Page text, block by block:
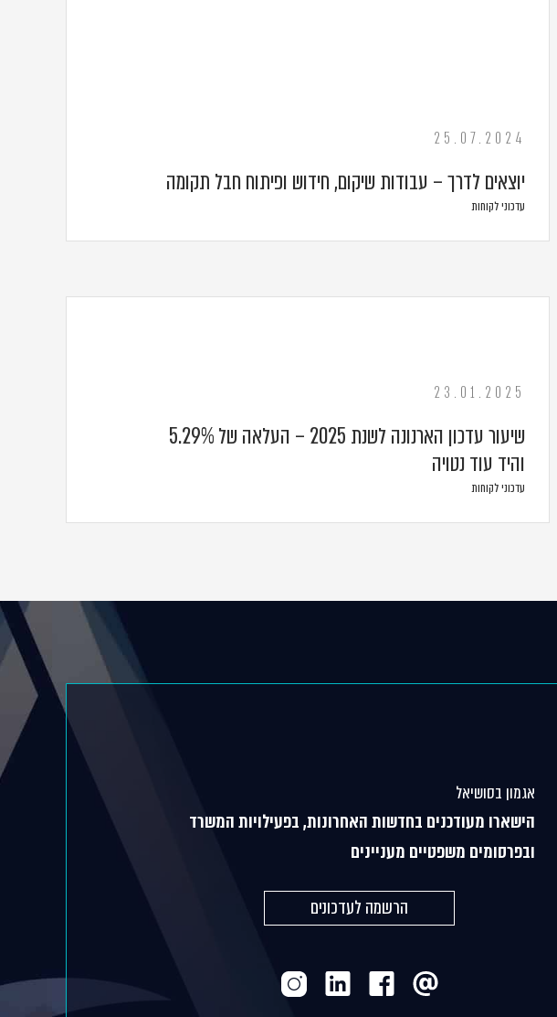
25.07.2024
יוצאים לדרך – עבודות שיקום, חידוש ופיתוח חבל תקומה
עדכוני לקוחות
23.01.2025
שיעור עדכון הארנונה לשנת 2025 – העלאה של 5.29%
והיד עוד נטויה
עדכוני לקוחות
אגמון בסושיאל
הישארו מעודכנים בחדשות האחרונות, בפעילויות המשרד
ובפרסומים משפטיים מעניינים
הרשמה לעדכונים